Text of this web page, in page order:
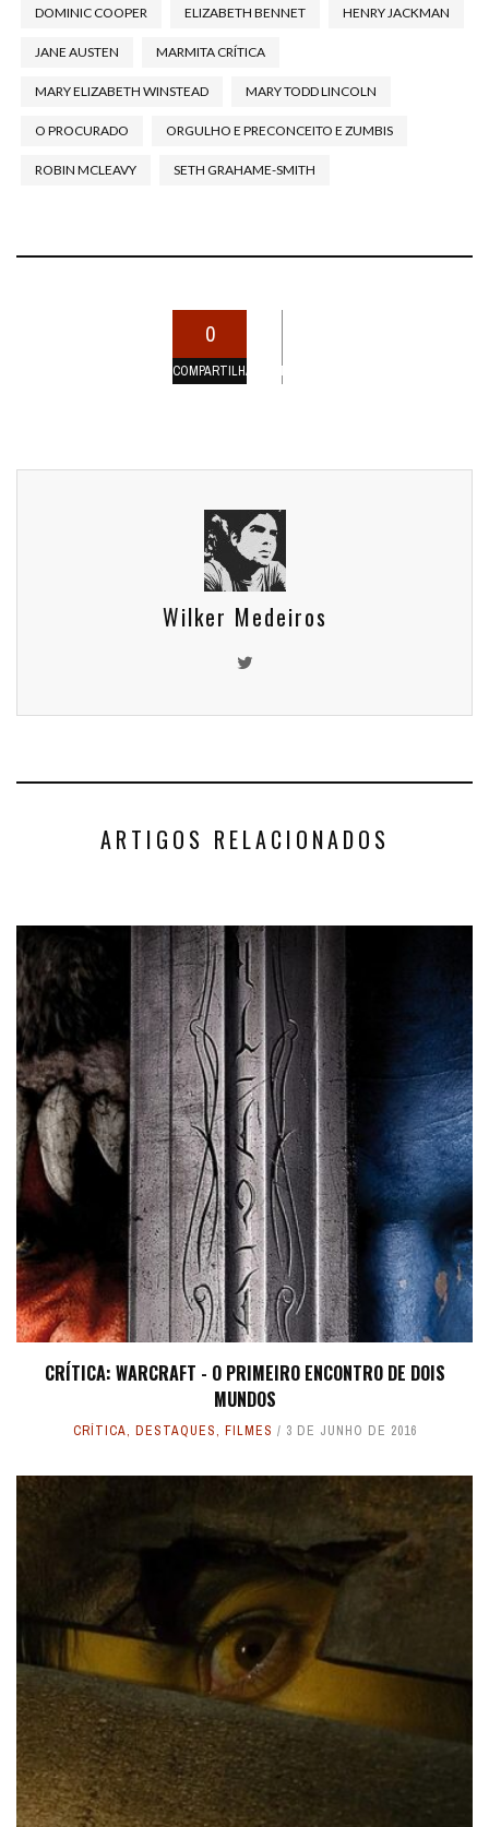
DOMINIC COOPER ELIZABETH BENNET HENRY JACKMAN
JANE AUSTEN MARMITA CRÍTICA
MARY ELIZABETH WINSTEAD MARY TODD LINCOLN
O PROCURADO ORGULHO E PRECONCEITO E ZUMBIS
ROBIN MCLEAVY SETH GRAHAME-SMITH
0
COMPARTILHAMENTOS
Wilker Medeiros
ARTIGOS RELACIONADOS
CRÍTICA: WARCRAFT - O PRIMEIRO ENCONTRO DE DOIS
MUNDOS
CRÍTICA, DESTAQUES, FILMES 3 DE JUNHO DE 2016